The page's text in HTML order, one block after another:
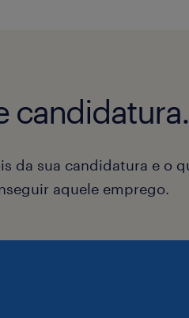
candidatura.
da sua candidatura e o
aquele emprego.